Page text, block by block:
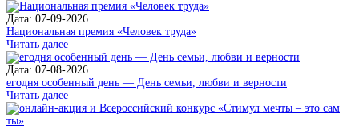
Дата: 07-09-2026
Национальная премия «Человек труда»
Читать далее
Дата: 07-08-2026
егодня особенный день — День семьи, любви и верности
Читать далее